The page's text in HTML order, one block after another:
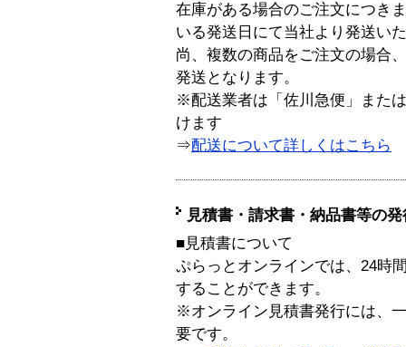
在庫がある場合のご注文につき
いる発送日にて当社より発送い
尚、複数の商品をご注文の場合
発送となります。
※配送業者は「佐川急便」また
けます
⇒配送について詳しくはこちら
見積書・請求書・納品書等の
■見積書について
ぷらっとオンラインでは、24時
することができます。
※オンライン見積書発行には、
要です。